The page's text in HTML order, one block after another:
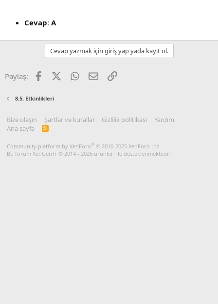
Cevap: A
Cevap yazmak için giriş yap yada kayıt ol.
Paylaş: Facebook WhatsApp
E-postaLink
8.5. Etkinlikleri
Bize ulaşın Şartlar ve kurallar Gizlilik politikası
Yardım
Ana sayfa
R
Community platform by XenForo® © 2010-2025 XenForo Ltd.
Bu forum XenGenTr © 2014 - 2026 ürünleri ile desteklenmektedir